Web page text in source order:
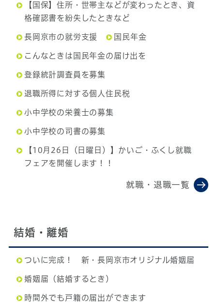
【国保】住所・世帯主などが変わったとき、資
格確認書を紛失したときなど
長岡京市の就労支援 国民年金
こんなときは国民年金の届け出を
登録統計調査員を募集
退職所得に対する個人住民税
小中学校の栄養士の募集
小中学校の司書の募集
【10月26日（日曜日）】かいご・ふくし就職
フェアを開催します！！
就職・退職一覧
結婚・離婚
ついに完成！ 新・長岡京市オリジナル婚姻届
婚姻届（結婚するとき）
時間外でも戸籍の届出ができます